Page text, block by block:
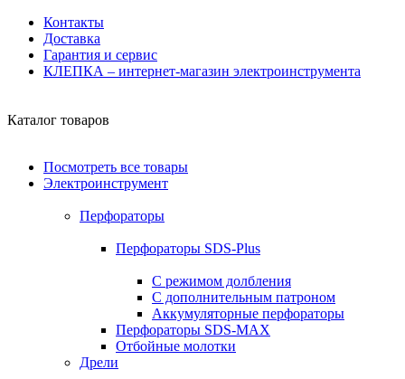
Контакты
Доставка
Гарантия и сервис
КЛЕПКА – интернет-магазин электроинструмента
Каталог товаров
Посмотреть все товары
Электроинструмент
Перфораторы
Перфораторы SDS-Plus
С режимом долбления
С дополнительным патроном
Аккумуляторные перфораторы
Перфораторы SDS-MAX
Отбойные молотки
Дрели